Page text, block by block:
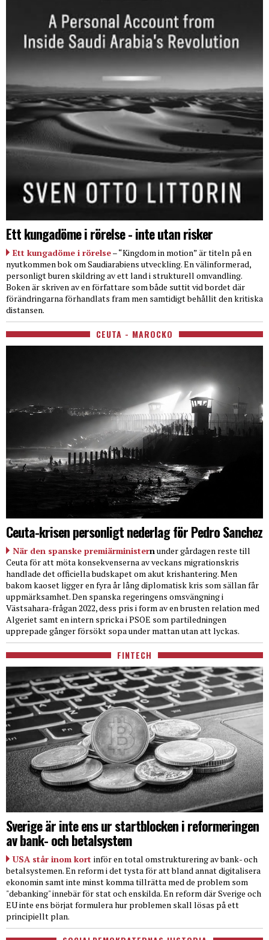
Ett kungadöme i rörelse - inte utan risker
Ett kungadöme i rörelse– “Kingdom in motion” är titeln på en
nyutkommen bok om Saudiarabiens utveckling. En välinformerad,
personligt buren skildring av ett land i strukturell omvandling.
Boken är skriven av en författare som både suttit vid bordet där
förändringarna förhandlats fram men samtidigt behållit den kritiska
distansen.
CEUTA - MAROCKO
Ceuta-krisen personligt nederlag för Pedro Sanchez
När den spanske premiärministernunder gårdagen reste till
Ceuta för att möta konsekvenserna av veckans migrationskris
handlade det officiella budskapet om akut krishantering. Men
bakom kaoset ligger en fyra år lång diplomatisk kris som sällan får
uppmärksamhet. Den spanska regeringens omsvängning i
Västsahara-frågan 2022, dess pris i form av en brusten relation med
Algeriet samt en intern spricka i PSOE som partiledningen
upprepade gånger försökt sopa under mattan utan att lyckas.
FINTECH
Sverige är inte ens ur startblocken i reformeringen
av bank- och betalsystem
USA står inom kort inför en total omstrukturering av bank- och
betalsystemen. En reform i det tysta för att bland annat digitalisera
ekonomin samt inte minst komma tillrätta med de problem som
"debanking" innebär för stat och enskilda. En reform där Sverige och
EU inte ens börjat formulera hur problemen skall lösas på ett
principiellt plan.